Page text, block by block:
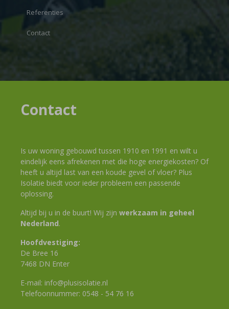
Referenties
Contact
Contact
Is uw woning gebouwd tussen 1910 en 1991 en wilt u
eindelijk eens afrekenen met die hoge energiekosten? Of
heeft u altijd last van een koude gevel of vloer? Plus
Isolatie biedt voor ieder probleem een passende
oplossing.
Altijd bij u in de buurt! Wij zijn werkzaam in geheel
Nederland.
Hoofdvestiging:
De Bree 16
7468 DN Enter
E-mail: info@plusisolatie.nl
Telefoonnummer: 0548 - 54 76 16